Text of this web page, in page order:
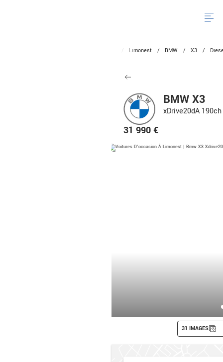
/ Limonest / BMW / X3 /
BMW X3
xDrive20dA
31 990 €
31 IMAGES